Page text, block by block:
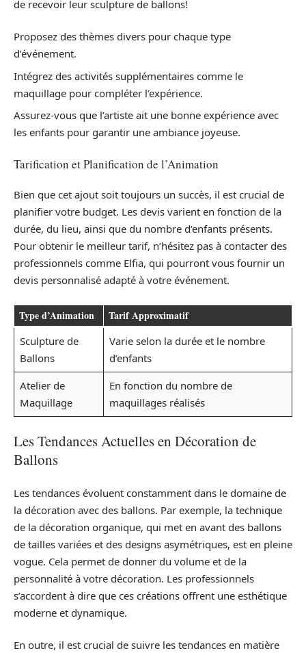
de recevoir leur sculpture de ballons!
Proposez des thèmes divers pour chaque type
d’événement.
Intégrez des activités supplémentaires comme le
maquillage pour compléter l’expérience.
Assurez-vous que l’artiste ait une bonne expérience avec
les enfants pour garantir une ambiance joyeuse.
Tarification et Planification de l’Animation
Bien que cet ajout soit toujours un succès, il est crucial de
planifier votre budget. Les devis varient en fonction de la
durée, du lieu, ainsi que du nombre d’enfants présents.
Pour obtenir le meilleur tarif, n’hésitez pas à contacter des
professionnels comme Elfia, qui pourront vous fournir un
devis personnalisé adapté à votre événement.
Type d’Animation Tarif Approximatif
Sculpture de
Ballons
Varie selon la durée et le nombre
d’enfants
Atelier de
Maquillage
En fonction du nombre de
maquillages réalisés
Les Tendances Actuelles en Décoration de
Ballons
Les tendances évoluent constamment dans le domaine de
la décoration avec des ballons. Par exemple, la technique
de la décoration organique, qui met en avant des ballons
de tailles variées et des designs asymétriques, est en pleine
vogue. Cela permet de donner du volume et de la
personnalité à votre décoration. Les professionnels
s’accordent à dire que ces créations offrent une esthétique
moderne et dynamique.
En outre, il est crucial de suivre les tendances en matière